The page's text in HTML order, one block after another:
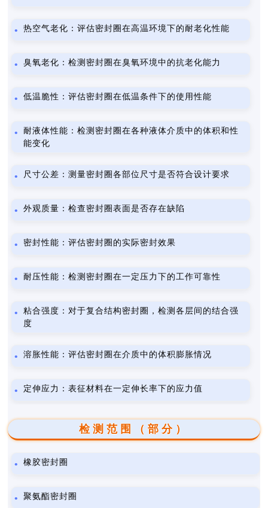
热空气老化：评估密封圈在高温环境下的耐老化性能
臭氧老化：检测密封圈在臭氧环境中的抗老化能力
低温脆性：评估密封圈在低温条件下的使用性能
耐液体性能：检测密封圈在各种液体介质中的体积和性
能变化
尺寸公差：测量密封圈各部位尺寸是否符合设计要求
外观质量：检查密封圈表面是否存在缺陷
密封性能：评估密封圈的实际密封效果
耐压性能：检测密封圈在一定压力下的工作可靠性
粘合强度：对于复合结构密封圈，检测各层间的结合强
度
溶胀性能：评估密封圈在介质中的体积膨胀情况
定伸应力：表征材料在一定伸长率下的应力值
检测范围（部分）
橡胶密封圈
聚氨酯密封圈